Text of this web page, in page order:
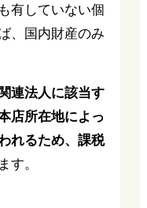
有していない個
、国内財産のみ
連法人に該当す
店所在地によっ
れるため、課税
す。